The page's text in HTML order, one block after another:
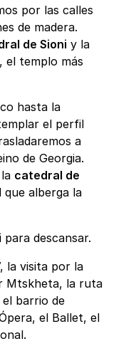
por las calles
de madera.
de Sioni y la
, el templo más
hasta la
el perfil
a
de Georgia.
catedral de
alberga la
para descansar.
la visita por la
Mtskheta, la ruta
barrio de
el Ballet, el